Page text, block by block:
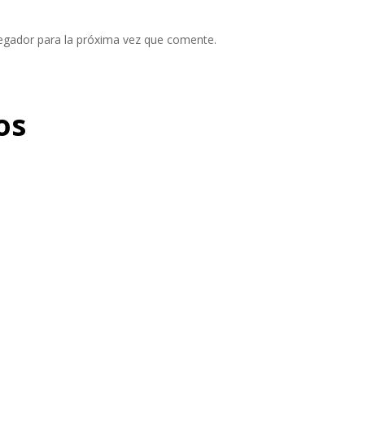
para la próxima vez que comente.